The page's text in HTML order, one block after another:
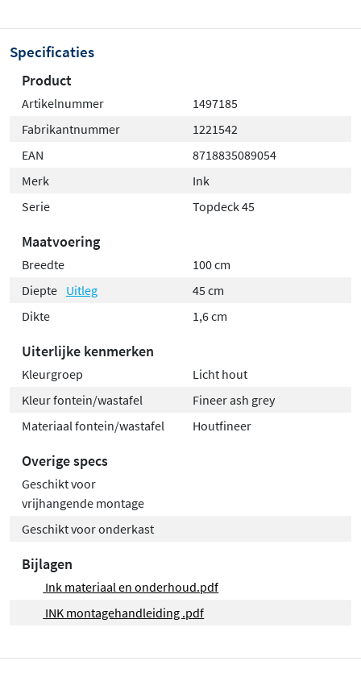
hoogwaardige afwerking en duurzame materialen
garanderen jarenlang gebruiksplezier in je badkamer,
ongeacht welke stijl je prefereert.
Specificaties
Product
Artikelnummer
1497185
Fabrikantnummer
1221542
EAN
8718835089054
Merk
Ink
Serie
Topdeck 45
Maatvoering
Breedte
100 cm
Diepte Uitleg
45 cm
Dikte
1,6 cm
Uiterlijke kenmerken
Kleurgroep
Licht hout
Kleur fontein/wastafel
Fineer ash grey
Materiaal fontein/wastafel
Houtfineer
Overige specs
Geschikt voor
vrijhangende montage
Geschikt voor onderkast
Bijlagen
Ink materiaal en onderhoud.pdf
INK montagehandleiding .pdf